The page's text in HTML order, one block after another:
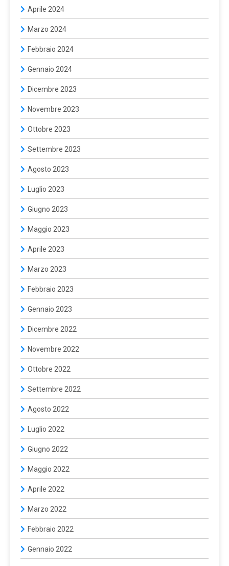
Aprile 2024
Marzo 2024
Febbraio 2024
Gennaio 2024
Dicembre 2023
Novembre 2023
Ottobre 2023
Settembre 2023
Agosto 2023
Luglio 2023
Giugno 2023
Maggio 2023
Aprile 2023
Marzo 2023
Febbraio 2023
Gennaio 2023
Dicembre 2022
Novembre 2022
Ottobre 2022
Settembre 2022
Agosto 2022
Luglio 2022
Giugno 2022
Maggio 2022
Aprile 2022
Marzo 2022
Febbraio 2022
Gennaio 2022